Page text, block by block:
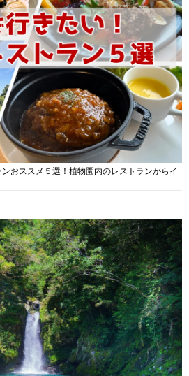
おススメ５選！植物園内のレストランからイ